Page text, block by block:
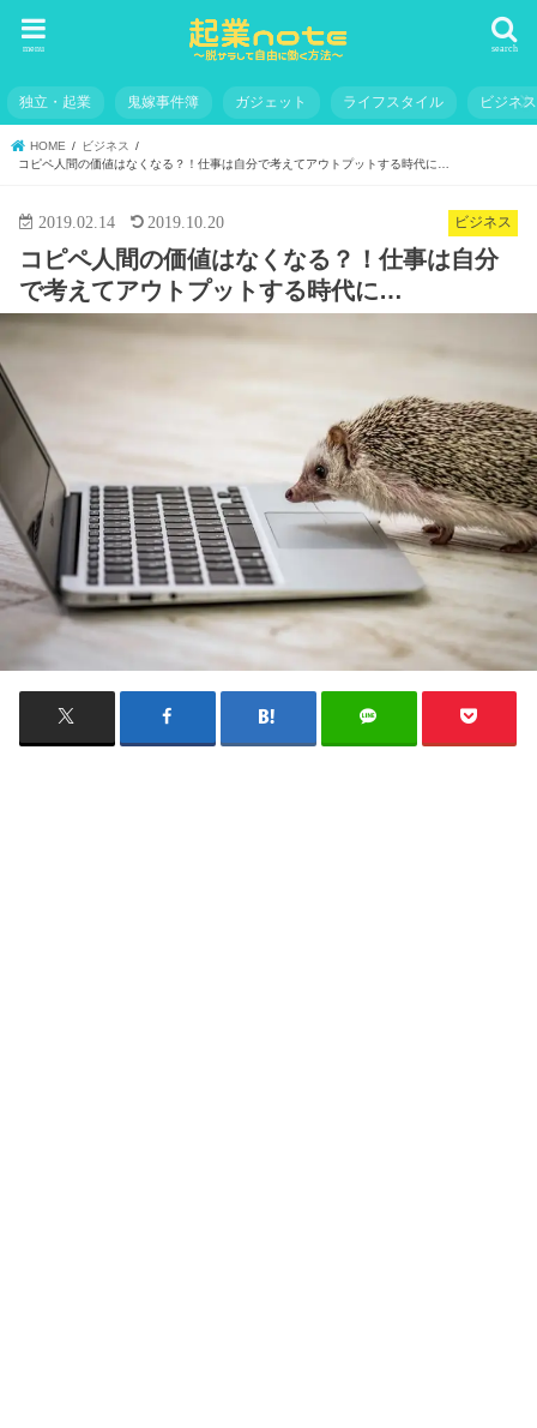
search
menu
独立・起業 鬼嫁事件簿 ガジェット ライフスタイル ビジネス
HOME
ビジネス
コピペ人間の価値はなくなる？！仕事は自分で考えてアウトプットする時代に…
ビジネス
2019.02.14 2019.10.20
コピペ人間の価値はなくなる？！仕事は自分
で考えてアウトプットする時代に…